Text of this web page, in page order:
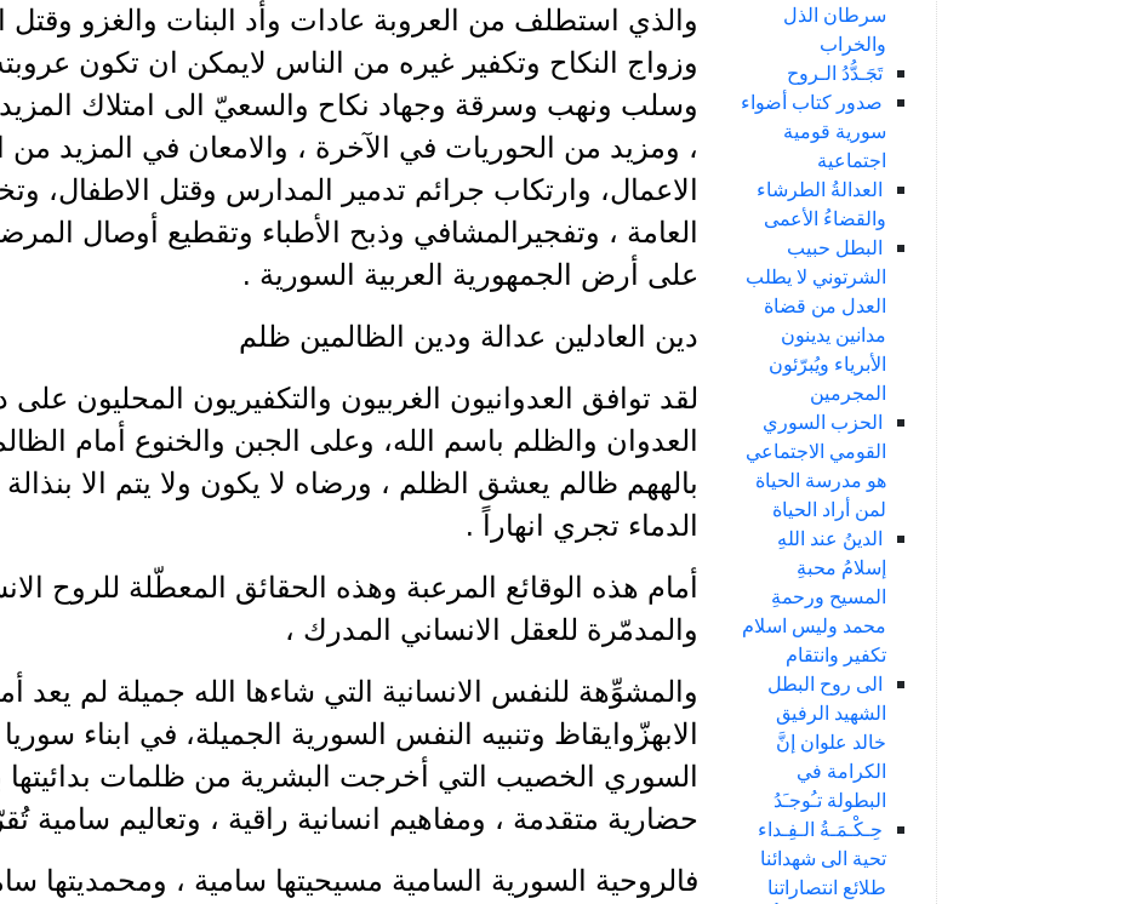
سرطان الذل
والخراب
تَجَـدُّدُ الـروح
صدور كتاب أضواء
سورية قومية
اجتماعية
العدالةُ الطرشاء
والقضاءُ الأعمى
البطل حبيب
الشرتوني لا يطلب
العدل من قضاة
مدانين يدينون
الأبرياء ويُبرّئون
المجرمين
الحزب السوري
القومي الاجتماعي
هو مدرسة الحياة
لمن أراد الحياة
الدينُ عند اللهِ
إسلامُ محبةِ
المسيح ورحمةِ
محمد وليس اسلام
تكفير وانتقام
الى روح البطل
الشهيد الرفيق
خالد علوان إنَّ
الكرامة في
البطولة تـُوجـَدُ
حِـكْـمَـةُ الـفِـداء
تحية الى شهدائنا
طلائع انتصاراتنا
والذي استطلف من العروبة عادات وأد البنات والغزو وقتل
وزواج النكاح وتكفير غيره من الناس لايمكن ان تكون
وسلب ونهب وسرقة وجهاد نكاح والسعيّ الى امتلاك
، ومزيد من الحوريات في الآخرة ، والامعان في المزيد
الاعمال، وارتكاب جرائم تدمير المدارس وقتل الاطفال،
العامة ، وتفجيرالمشافي وذبح الأطباء وتقطيع أوصال
على أرض الجمهورية العربية السورية .
دين العادلين عدالة ودين الظالمين ظلم
لقد توافق العدوانيون الغربيون والتكفيريون المحليون
العدوان والظلم باسم الله، وعلى الجبن والخنوع أمام
بالههم ظالم يعشق الظلم ، ورضاه لا يكون ولا يتم الا بنذالة
الدماء تجري انهاراً .
أمام هذه الوقائع المرعبة وهذه الحقائق المعطّلة للروح
والمدمّرة للعقل الانساني المدرك ،
والمشوِّهة للنفس الانسانية التي شاءها الله جميلة لم يعد
الابهزّوايقاظ وتنبيه النفس السورية الجميلة، في ابناء
السوري الخصيب التي أخرجت البشرية من ظلمات
حضارية متقدمة ، ومفاهيم انسانية راقية ، وتعاليم سامية
فالروحية السورية السامية مسيحيتها سامية ، ومحمديتها